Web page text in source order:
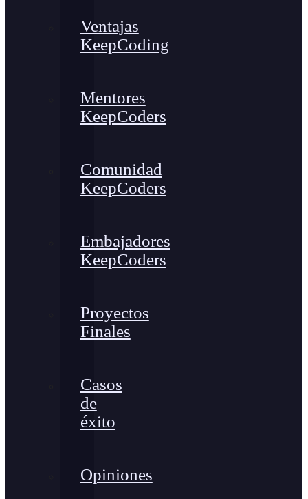
Ventajas
KeepCoding
Mentores
KeepCoders
Comunidad
KeepCoders
Embajadores
KeepCoders
Proyectos
Finales
Casos
de
éxito
Opiniones